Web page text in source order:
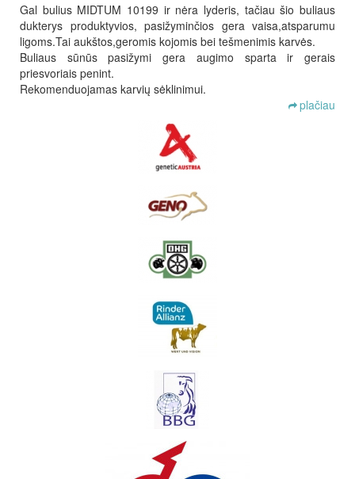
Gal bulius MIDTUM 10199 ir nėra lyderis, tačiau šio buliaus
dukterys produktyvios, pasižyminčios gera vaisa,atsparumu
ligoms.Tai aukštos,geromis kojomis bei tešmenimis karvės.
Buliaus sūnūs pasižymi gera augimo sparta ir gerais
priesvoriais penint.
Rekomenduojamas karvių sėklinimui.
plačiau